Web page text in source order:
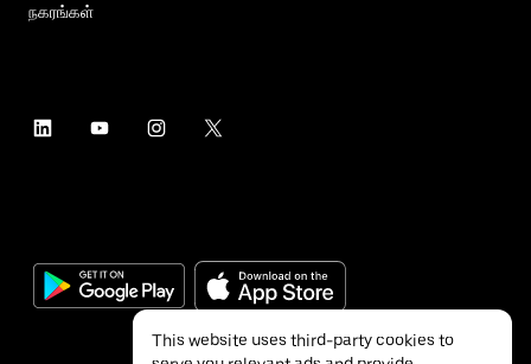
நகரங்கள்
This website uses third-party cookies to